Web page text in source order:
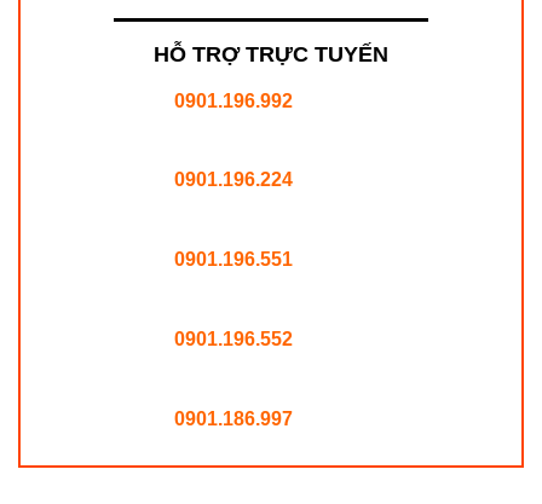
HỖ TRỢ TRỰC TUYẾN
0901.196.992
0901.196.224
0901.196.551
0901.196.552
0901.186.997